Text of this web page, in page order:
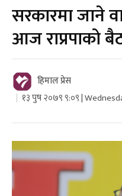
सरकारमा जाने
आज राप्रपाको
हिमाल प्रेस
१३ पुष २०७९ ९:०९ |